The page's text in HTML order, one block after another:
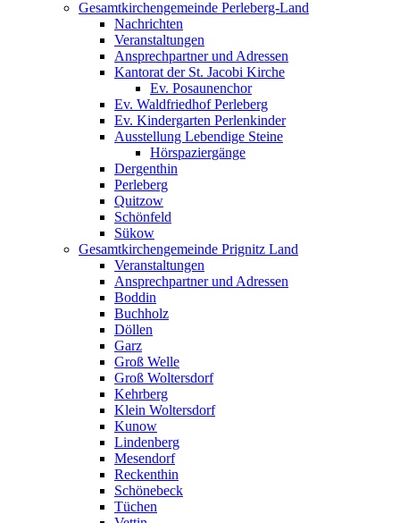
Gesamtkirchengemeinde Perleberg-Land
Nachrichten
Veranstaltungen
Ansprechpartner und Adressen
Kantorat der St. Jacobi Kirche
Ev. Posaunenchor
Ev. Waldfriedhof Perleberg
Ev. Kindergarten Perlenkinder
Ausstellung Lebendige Steine
Hörspaziergänge
Dergenthin
Perleberg
Quitzow
Schönfeld
Sükow
Gesamtkirchengemeinde Prignitz Land
Veranstaltungen
Ansprechpartner und Adressen
Boddin
Buchholz
Döllen
Garz
Groß Welle
Groß Woltersdorf
Kehrberg
Klein Woltersdorf
Kunow
Lindenberg
Mesendorf
Reckenthin
Schönebeck
Tüchen